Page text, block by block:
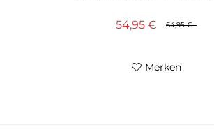
64,95 €
54,95 €
Merken